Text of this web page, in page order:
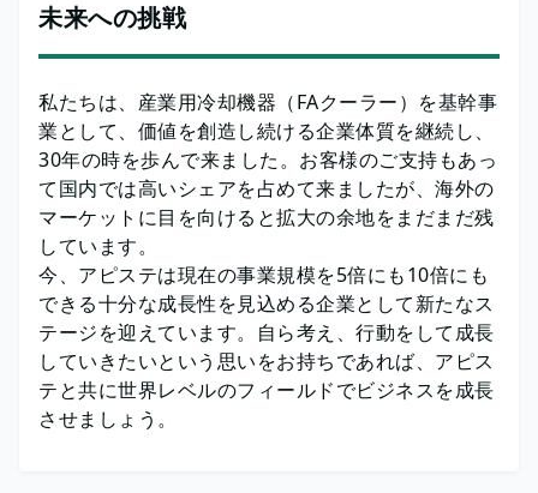
未来への挑戦
私たちは、産業用冷却機器（FAクーラー）を基幹事
業として、価値を創造し続ける企業体質を継続し、
30年の時を歩んで来ました。お客様のご支持もあっ
て国内では高いシェアを占めて来ましたが、海外の
マーケットに目を向けると拡大の余地をまだまだ残
しています。
今、アピステは現在の事業規模を5倍にも10倍にも
できる十分な成長性を見込める企業として新たなス
テージを迎えています。自ら考え、行動をして成長
していきたいという思いをお持ちであれば、アピス
テと共に世界レベルのフィールドでビジネスを成長
させましょう。